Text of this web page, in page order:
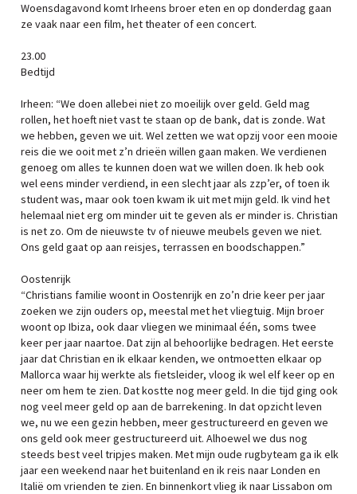
Woensdagavond komt Irheens broer eten en op donderdag gaan
ze vaak naar een film, het theater of een concert.
23.00
Bedtijd
Irheen: “We doen allebei niet zo moeilijk over geld. Geld mag
rollen, het hoeft niet vast te staan op de bank, dat is zonde. Wat
we hebben, geven we uit. Wel zetten we wat opzij voor een mooie
reis die we ooit met z’n drieën willen gaan maken. We verdienen
genoeg om alles te kunnen doen wat we willen doen. Ik heb ook
wel eens minder verdiend, in een slecht jaar als zzp’er, of toen ik
student was, maar ook toen kwam ik uit met mijn geld. Ik vind het
helemaal niet erg om minder uit te geven als er minder is. Christian
is net zo. Om de nieuwste tv of nieuwe meubels geven we niet.
Ons geld gaat op aan reisjes, terrassen en boodschappen.”
Oostenrijk
“Christians familie woont in Oostenrijk en zo’n drie keer per jaar
zoeken we zijn ouders op, meestal met het vliegtuig. Mijn broer
woont op Ibiza, ook daar vliegen we minimaal één, soms twee
keer per jaar naartoe. Dat zijn al behoorlijke bedragen. Het eerste
jaar dat Christian en ik elkaar kenden, we ontmoetten elkaar op
Mallorca waar hij werkte als fietsleider, vloog ik wel elf keer op en
neer om hem te zien. Dat kostte nog meer geld. In die tijd ging ook
nog veel meer geld op aan de barrekening. In dat opzicht leven
we, nu we een gezin hebben, meer gestructureerd en geven we
ons geld ook meer gestructureerd uit. Alhoewel we dus nog
steeds best veel tripjes maken. Met mijn oude rugbyteam ga ik elk
jaar een weekend naar het buitenland en ik reis naar Londen en
Italië om vrienden te zien. En binnenkort vlieg ik naar Lissabon om